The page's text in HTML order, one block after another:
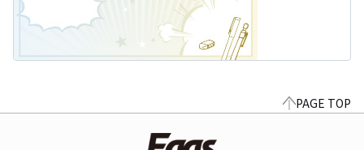
PAGE TOP